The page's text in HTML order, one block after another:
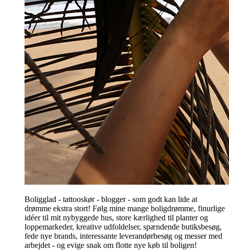
Boligglad - tattooskør - blogger - som godt kan lide at
drømme ekstra stort! Følg mine mange boligdrømme, finurlige
idéer til mit nybyggede hus, store kærlighed til planter og
loppemarkeder, kreative udfoldelser, spændende butiksbesøg,
fede nye brands, interessante leverandørbesøg og messer med
arbejdet - og evige snak om flotte nye køb til boligen!